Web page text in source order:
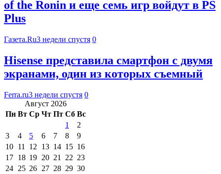
of the Ronin и еще семь игр войдут в PS
Plus
Газета.Ru3 недели спустя 0
Hisense представила смартфон с двумя
экранами, один из которых съемный
Ferra.ru3 недели спустя 0
Август 2026
Пн Вт Ср Чт Пт Сб Вс
1
2
3
4 5 6 7 8
9
10 11 12 13 14 15 16
17 18 19 20 21 22 23
24 25 26 27 28 29 30